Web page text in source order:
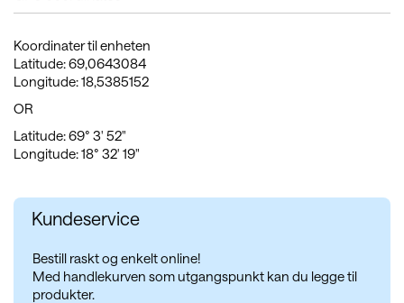
Koordinater til enheten
Latitude: 69,0643084
Longitude: 18,5385152
OR
Latitude: 69° 3' 52"
Longitude: 18° 32' 19"
Kundeservice
Bestill raskt og enkelt online!
Med handlekurven som utgangspunkt kan du legge til
produkter.